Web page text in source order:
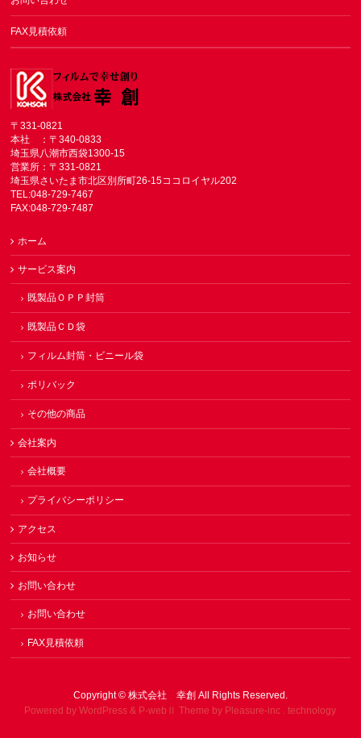
FAX見積依頼
〒331-0821
本社 ：〒340-0833
埼玉県八潮市西袋1300-15
営業所：〒331-0821
埼玉県さいたま市北区別所町26-15ココロイヤル202
TEL:048-729-7467
FAX:048-729-7487
ホーム
サービス案内
既製品ＯＰＰ封筒
既製品ＣＤ袋
フィルム封筒・ビニール袋
ポリバック
その他の商品
会社案内
会社概要
プライバシーポリシー
アクセス
お知らせ
お問い合わせ
お問い合わせ
FAX見積依頼
Copyright © 株式会社 幸創All Rights Reserved.
Powered by WordPress & P-webⅡ Theme by Pleasure-inc . technology